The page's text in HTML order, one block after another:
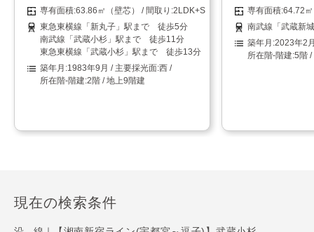
63.86㎡（壁芯）
2LDK+S（納戸）
東急東横線「新丸子」駅まで 徒歩5分
南武線「武蔵小杉」駅まで 徒歩11分
東急東横線「武蔵小杉」駅まで 徒歩13分
1983年9月
西
2階 / 地上9階建
64.72
南武線「武蔵新
2023年2
5階 /
現在の検索条件